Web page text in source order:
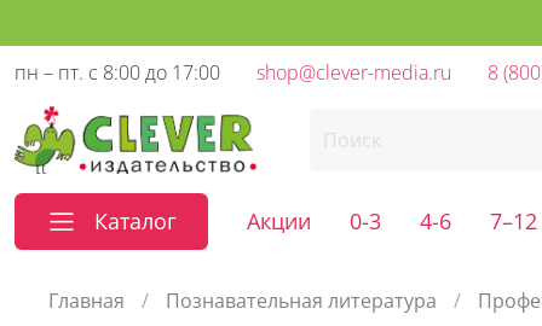
пн – пт. с 8:00 до 17:00 shop@clever-media.ru 8
Каталог Акции 0-3 4-6
Главная Познавательная литература